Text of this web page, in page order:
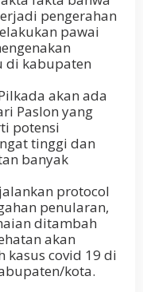
pengerahan
pawai
di kabupaten
akan ada
Paslon yang
potensi
tinggi dan
banyak
protocol
penularan,
ditambah
akan
kasus covid 19 di
kota.